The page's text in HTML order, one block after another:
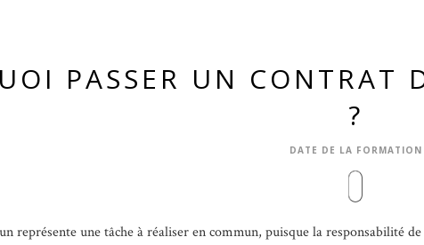
PASSER UN CONTRAT
?
DATE DE LA FORMATION
représente une tâche à réaliser en commun, puisque la responsabilité